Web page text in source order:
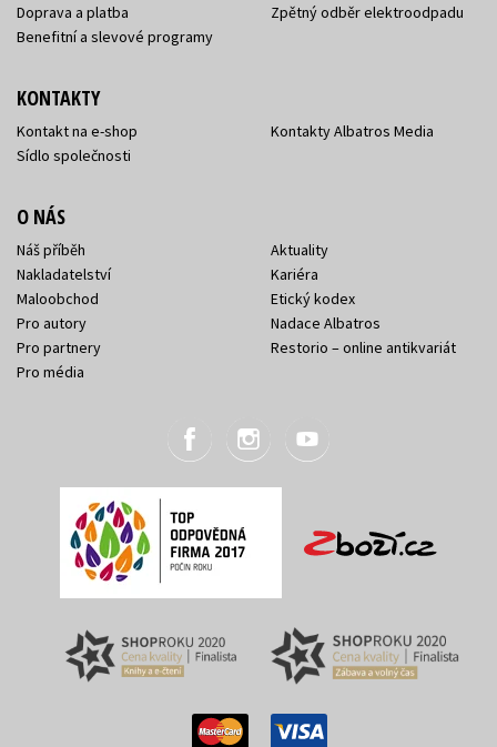
Doprava a platba
Benefitní a slevové programy
Zpětný odběr elektroodpadu
KONTAKTY
Kontakt na e-shop
Sídlo společnosti
Kontakty Albatros Media
O NÁS
Náš příběh
Nakladatelství
Maloobchod
Pro autory
Pro partnery
Pro média
Aktuality
Kariéra
Etický kodex
Nadace Albatros
Restorio – online antikvariát